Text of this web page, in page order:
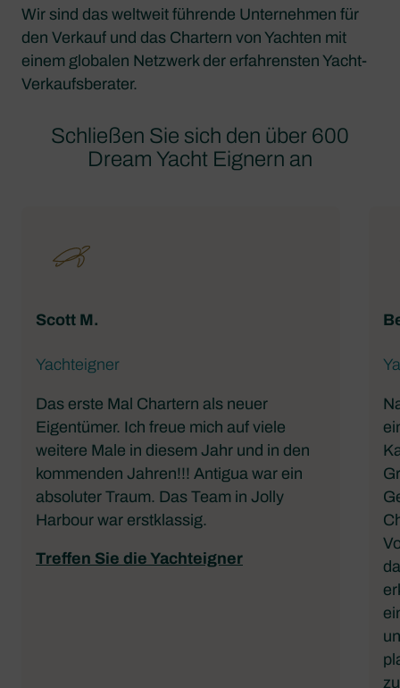
Wir sind das weltweit führende Unternehmen für
den Verkauf und das Chartern von Yachten mit
einem globalen Netzwerk der erfahrensten Yacht-
Verkaufsberater.
Schließen Sie sich den über 600
Dream Yacht Eignern an
Scott M.
Yachteigner
Das erste Mal Chartern als neuer
Eigentümer. Ich freue mich auf viele
weitere Male in diesem Jahr und in den
kommenden Jahren!!! Antigua war ein
absoluter Traum. Das Team in Jolly
Harbour war erstklassig.
Treffen Sie die Yachteigner